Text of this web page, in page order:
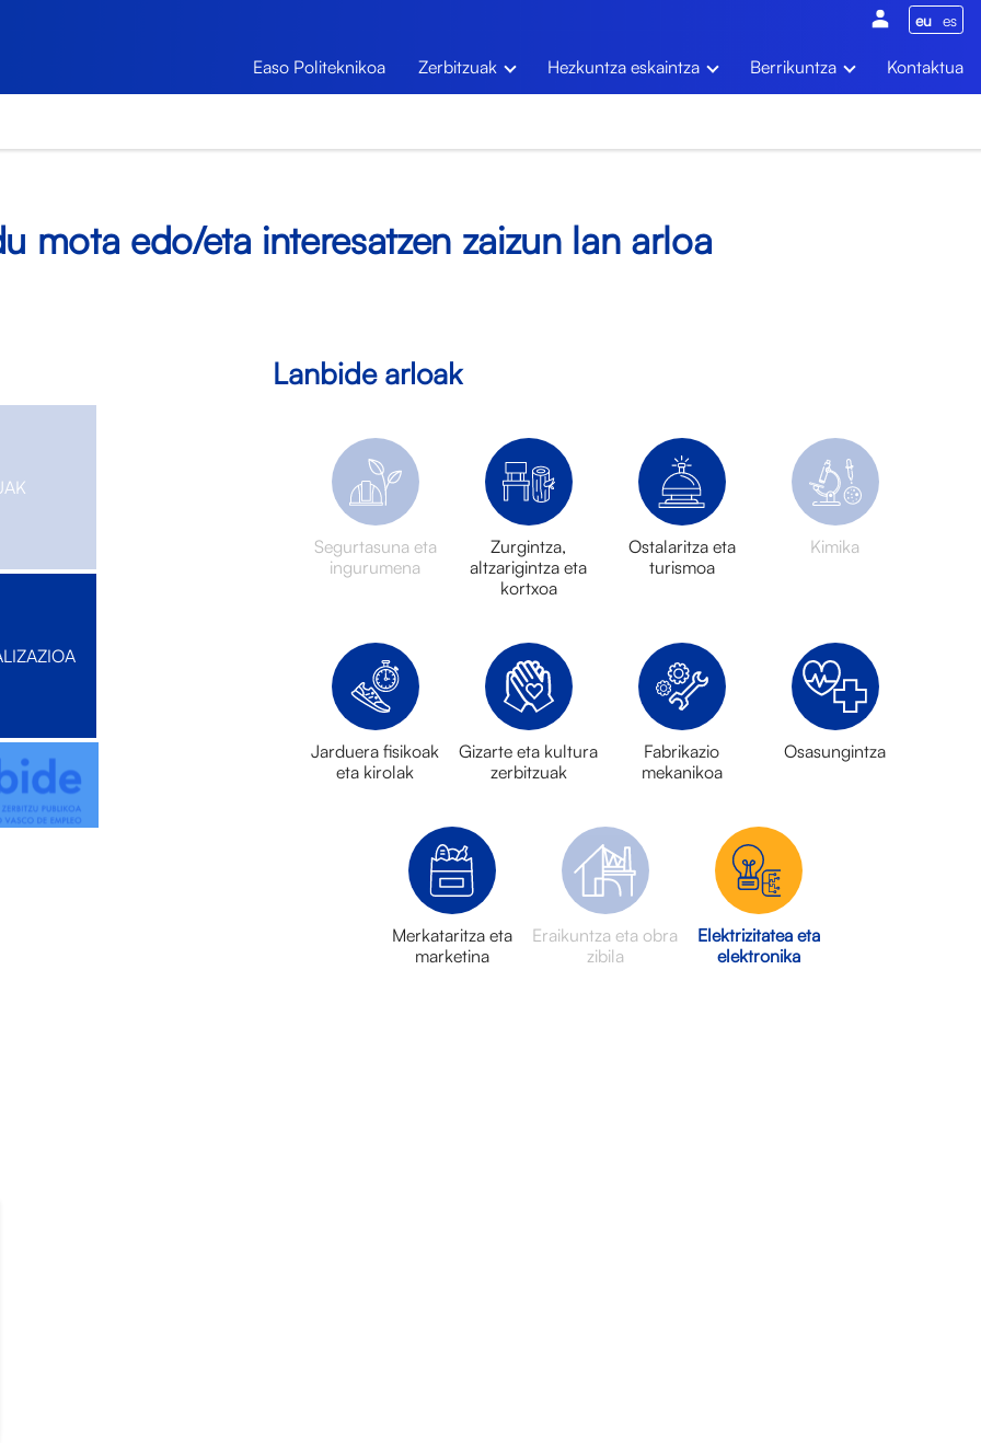
eu es
Easo Politeknikoa Zerbitzuak Hezkuntza eskaintza Berrikuntza Kontaktua
mota edo/eta interesatzen zaizun lan arloa
Lanbide arloak
Segurtasuna eta
ingurumena
Zurgintza,
altzarigintza eta
kortxoa
Ostalaritza eta
turismoa
Kimika
Jarduera fisikoak
eta kirolak
Gizarte eta kultura
zerbitzuak
Fabrikazio
mekanikoa
Osasungintza
Merkataritza eta
marketina
Eraikuntza eta obra
zibila
Elektrizitatea eta
elektronika